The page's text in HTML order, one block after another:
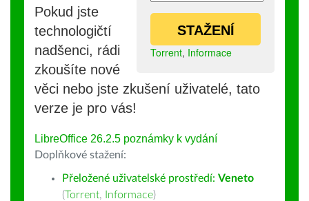
STAŽENÍ
Torrent, Informace
Pokud jste
technologičtí
nadšenci, rádi
zkoušíte nové
věci nebo jste zkušení uživatelé, tato
verze je pro vás!
LibreOffice 26.2.5 poznámky k vydání
Doplňkové stažení:
Přeložené uživatelské prostředí: Veneto
(Torrent, Informace)